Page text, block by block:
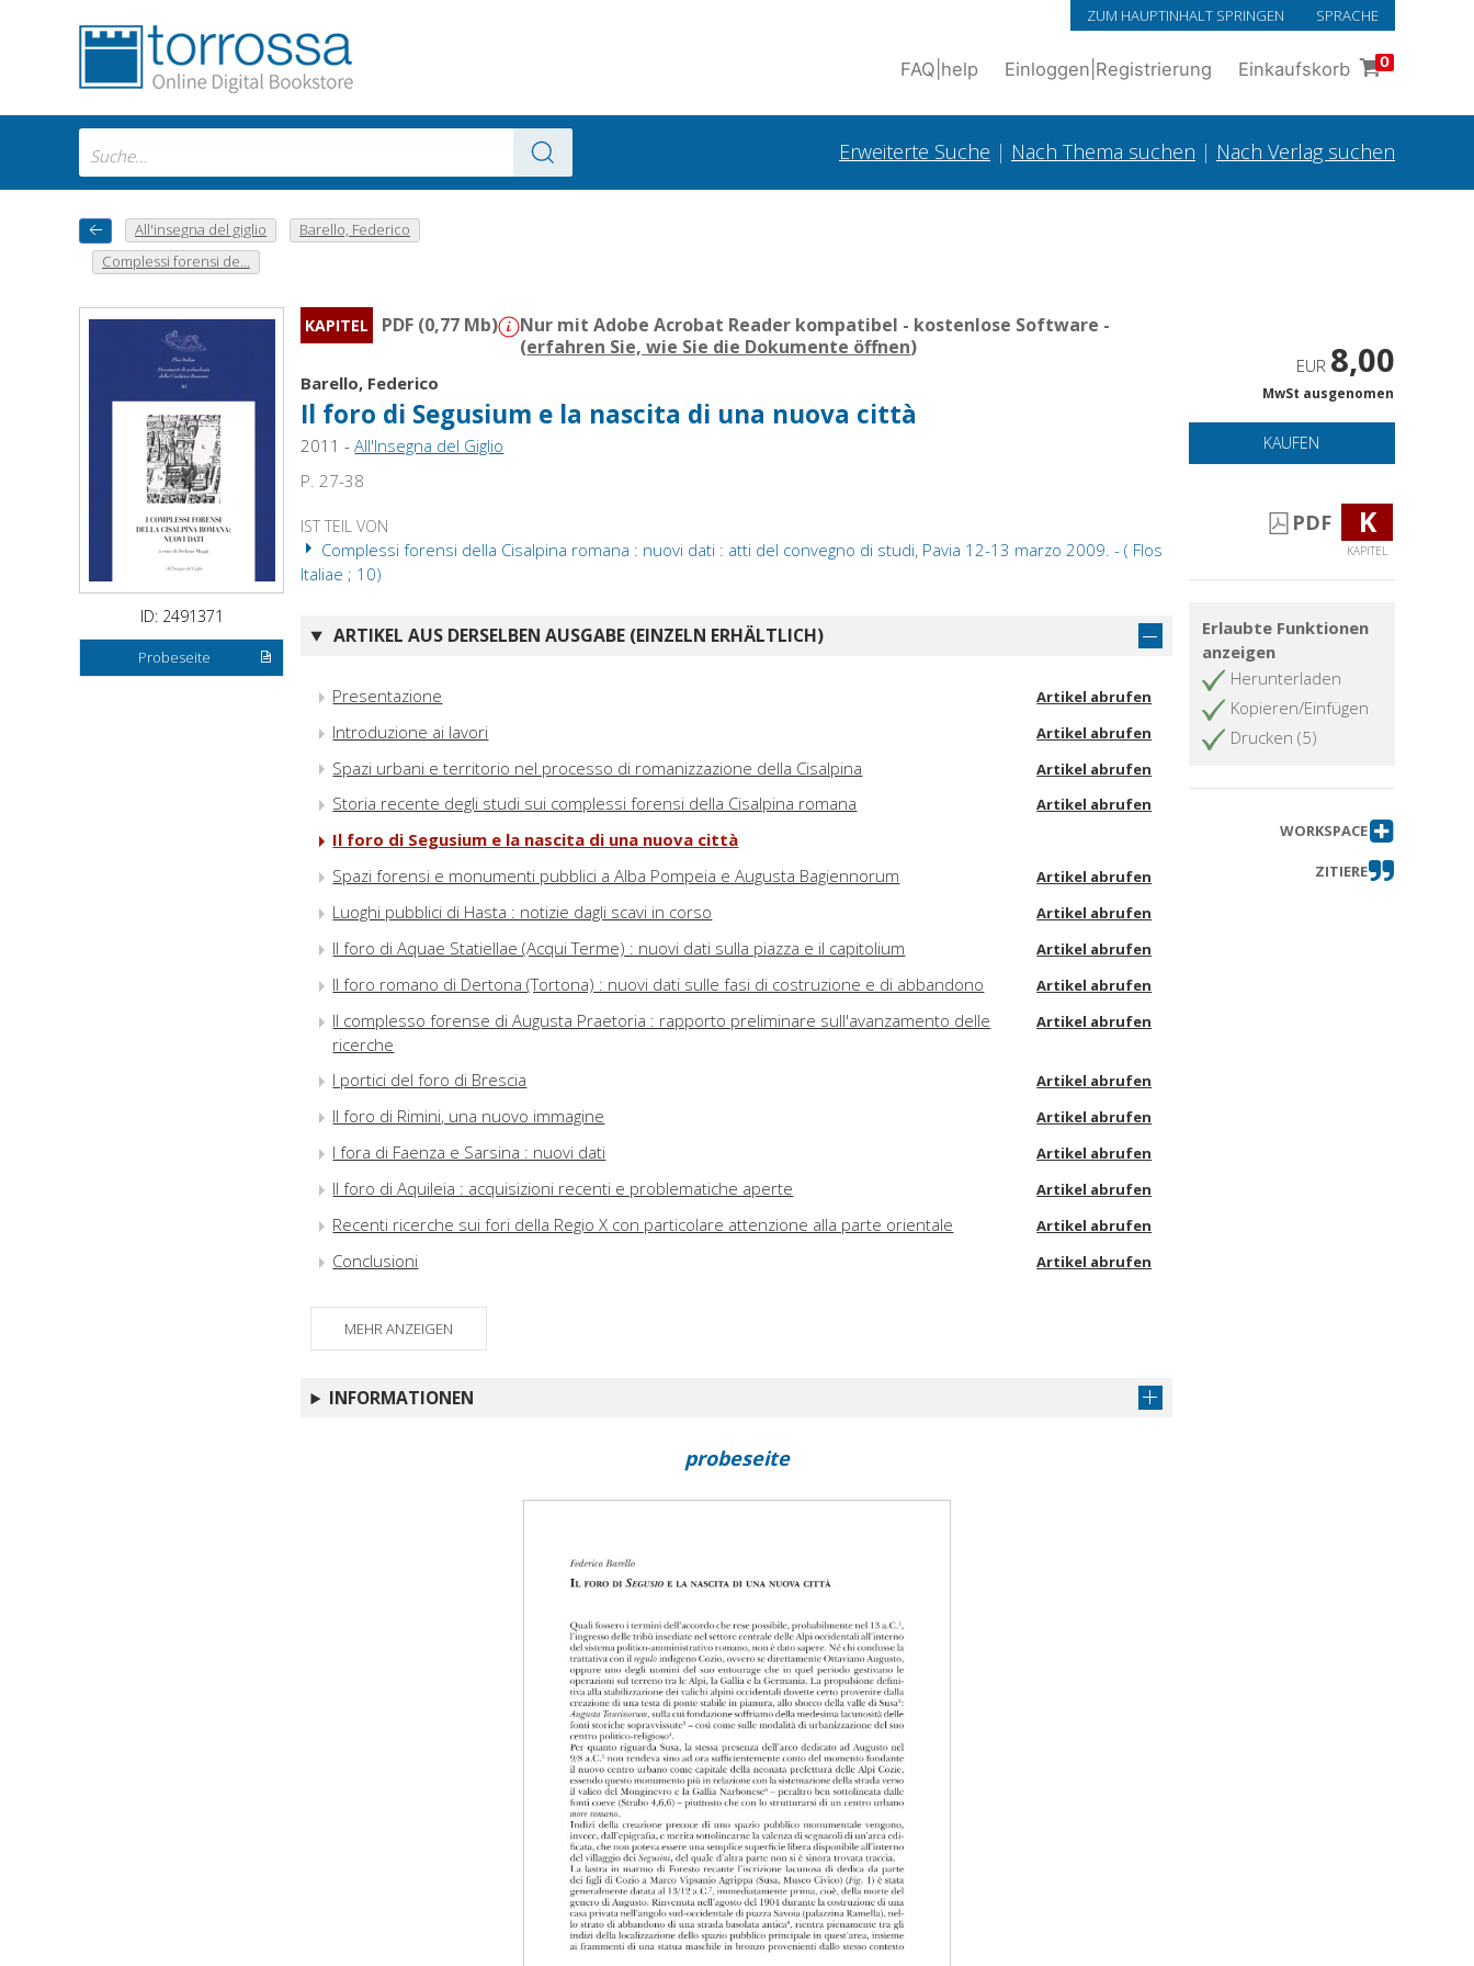
ZUM HAUPTINHALT SPRINGEN SPRACHE
FAQ help Einloggen Registrierung Einkaufskorb 0
Erweiterte Suche | Nach Thema suchen | Nach Verlag suchen
All'insegna del giglio
Barello, Federico
Complessi forensi de...
ID: 2491371
Probeseite
KAPITEL PDF (0,77 Mb)
Nur mit Adobe Acrobat Reader kompatibel - kostenlose Software -
(erfahren Sie, wie Sie die Dokumente öffnen)
Barello, Federico
Il foro di Segusium e la nascita di una nuova città
2011 -All'Insegna del Giglio
P. 27-38
IST TEIL VON
Complessi forensi della Cisalpina romana : nuovi dati : atti del convegno di studi, Pavia 12-13 marzo 2009. - ( Flos
Italiae ; 10)
ARTIKEL AUS DERSELBEN AUSGABE (EINZELN ERHÄLTLICH)
Presentazione Artikel abrufen
Introduzione ai lavori Artikel abrufen
Spazi urbani e territorio nel processo di romanizzazione della Cisalpina Artikel abrufen
Storia recente degli studi sui complessi forensi della Cisalpina romana Artikel abrufen
Il foro di Segusium e la nascita di una nuova città
Spazi forensi e monumenti pubblici a Alba Pompeia e Augusta Bagiennorum
Artikel abrufen
Luoghi pubblici di Hasta : notizie dagli scavi in corso Artikel abrufen
Il foro di Aquae Statiellae (Acqui Terme) : nuovi dati sulla piazza e il capitolium Artikel abrufen
Il foro romano di Dertona (Tortona) : nuovi dati sulle fasi di costruzione e di abbandono Artikel abrufen
Il complesso forense di Augusta Praetoria : rapporto preliminare sull'avanzamento delle
ricerche
Artikel abrufen
I portici del foro di Brescia Artikel abrufen
Il foro di Rimini, una nuovo immagine Artikel abrufen
I fora di Faenza e Sarsina : nuovi dati Artikel abrufen
Il foro di Aquileia : acquisizioni recenti e problematiche aperte Artikel abrufen
Recenti ricerche sui fori della Regio X con particolare attenzione alla parte orientale Artikel abrufen
Conclusioni Artikel abrufen
MEHR ANZEIGEN
INFORMATIONEN
EUR 8,00
MwSt ausgenomen
KAUFEN
PDF K
KAPITEL
Erlaubte Funktionen
anzeigen
Herunterladen
Kopieren/Einfügen
Drucken (5)
WORKSPACE
ZITIERE
probeseite